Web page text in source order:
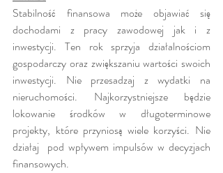
Stabilność finansowa może objawiać się
dochodami z pracy zawodowej jak i z
inwestycji. Ten rok sprzyja działalnościom
gospodarczy oraz zwiększaniu wartości swoich
inwestycji. Nie przesadzaj z wydatki na
nieruchomości. Najkorzystniejsze będzie
lokowanie środków w długoterminowe
projekty, które przyniosą wiele korzyści. Nie
działaj  pod wpływem impulsów w decyzjach
finansowych.